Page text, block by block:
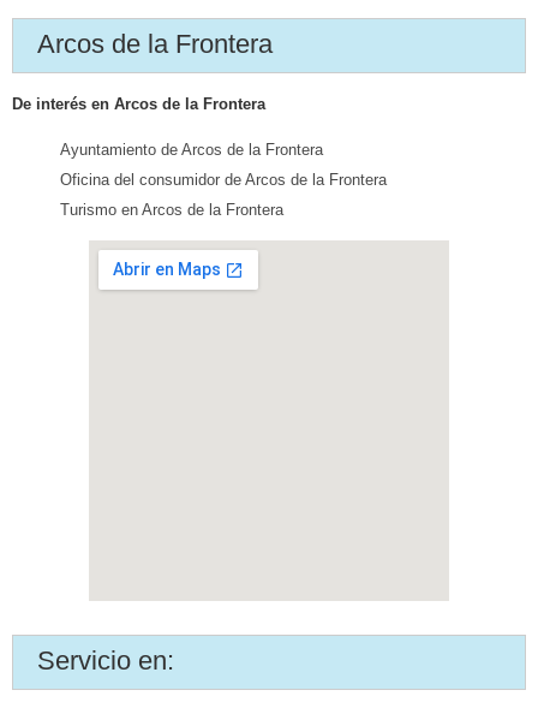
Arcos de la Frontera
De interés en Arcos de la Frontera
Ayuntamiento de Arcos de la Frontera
Oficina del consumidor de Arcos de la Frontera
Turismo en Arcos de la Frontera
Servicio en: